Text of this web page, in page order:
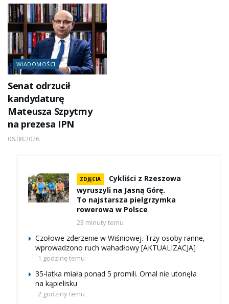
WIADOMOŚCI
Senat odrzucił
kandydaturę
Mateusza Szpytmy
na prezesa IPN
06.08.2026
ZDJĘCIA
Cykliści z Rzeszowa
wyruszyli na Jasną Górę.
To najstarsza pielgrzymka
rowerowa w Polsce
23 minuty temu
Czołowe zderzenie w Wiśniowej. Trzy osoby ranne,
wprowadzono ruch wahadłowy [AKTUALIZACJA]
1 godzinę temu
35-latka miała ponad 5 promili. Omal nie utonęła
na kąpielisku
2 godziny temu